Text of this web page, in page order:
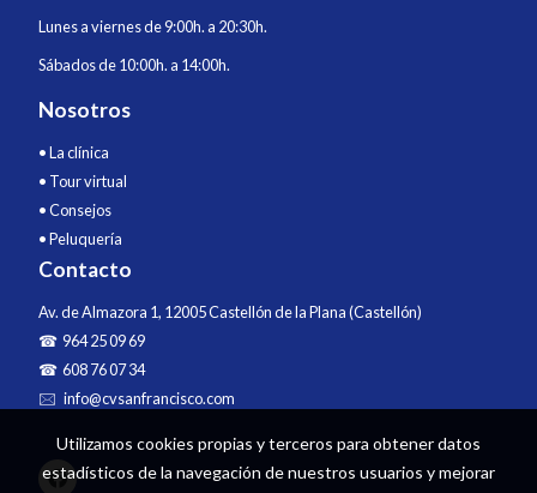
Lunes a viernes de 9:00h. a 20:30h.
Sábados de 10:00h. a 14:00h.
Nosotros
•La clínica
• Tour virtual
•Consejos
•Peluquería
Contacto
Av. de Almazora 1, 12005 Castellón de la Plana (Castellón)
☎ 964 25 09 69
☎ 608 76 07 34
🖂 info@cvsanfrancisco.com
Utilizamos cookies propias y terceros para obtener datos
estadísticos de la navegación de nuestros usuarios y mejorar